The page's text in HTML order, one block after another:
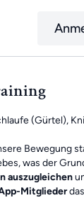
(Gürtel),
Bewegung
was der
auszugleichen
Mitglieder